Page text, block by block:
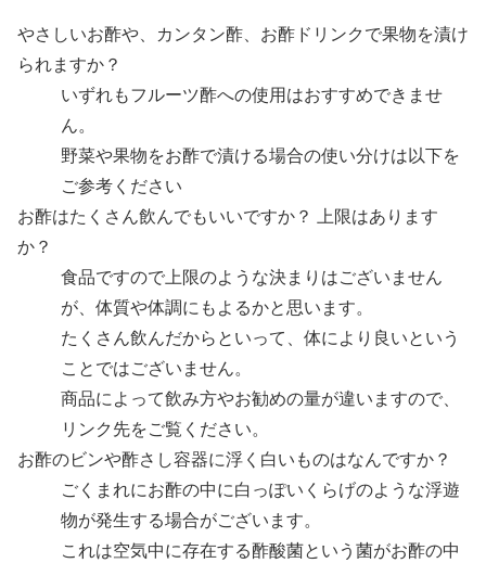
やさしいお酢や、カンタン酢、お酢ドリンクで果物を漬け
られますか？
いずれもフルーツ酢への使用はおすすめできませ
ん。
野菜や果物をお酢で漬ける場合の使い分けは以下を
ご参考ください
お酢はたくさん飲んでもいいですか？ 上限はあります
か？
食品ですので上限のような決まりはございません
が、体質や体調にもよるかと思います。
たくさん飲んだからといって、体により良いという
ことではございません。
商品によって飲み方やお勧めの量が違いますので、
リンク先をご覧ください。
お酢のビンや酢さし容器に浮く白いものはなんですか？
ごくまれにお酢の中に白っぽいくらげのような浮遊
物が発生する場合がございます。
これは空気中に存在する酢酸菌という菌がお酢の中